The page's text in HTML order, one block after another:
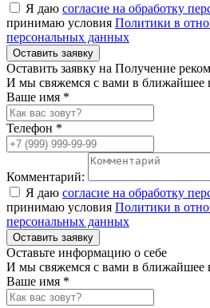
Я даю согласие на обработку
принимаю условия Политики в
персональных данных
Оставить заявку
Оставить заявку на Получение
И мы свяжемся с вами в ближайшее
Ваше имя *
Телефон *
Комментарий:
Я даю согласие на обработку
принимаю условия Политики в
персональных данных
Оставить заявку
Оставьте информацию о себе
И мы свяжемся с вами в ближайшее
Ваше имя *